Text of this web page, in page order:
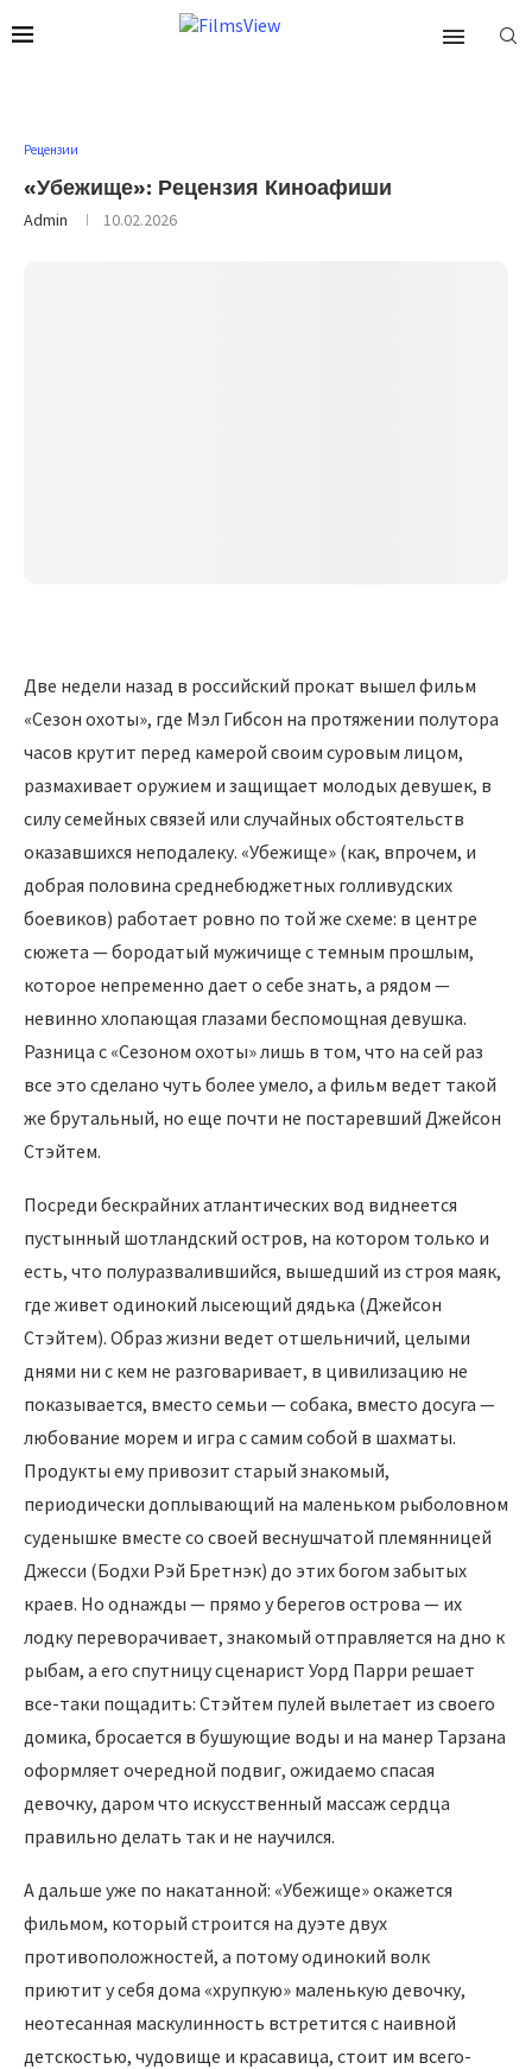
Рецензии
«Убежище»: Рецензия Киноафиши
Admin 10.02.2026
Две недели назад в российский прокат вышел фильм
«Сезон охоты», где Мэл Гибсон на протяжении полутора
часов крутит перед камерой своим суровым лицом,
размахивает оружием и защищает молодых девушек, в
силу семейных связей или случайных обстоятельств
оказавшихся неподалеку. «Убежище» (как, впрочем, и
добрая половина среднебюджетных голливудских
боевиков) работает ровно по той же схеме: в центре
сюжета — бородатый мужичище с темным прошлым,
которое непременно дает о себе знать, а рядом —
невинно хлопающая глазами беспомощная девушка.
Разница с «Сезоном охоты» лишь в том, что на сей раз
все это сделано чуть более умело, а фильм ведет такой
же брутальный, но еще почти не постаревший Джейсон
Стэйтем.
Посреди бескрайних атлантических вод виднеется
пустынный шотландский остров, на котором только и
есть, что полуразвалившийся, вышедший из строя маяк,
где живет одинокий лысеющий дядька (Джейсон
Стэйтем). Образ жизни ведет отшельничий, целыми
днями ни с кем не разговаривает, в цивилизацию не
показывается, вместо семьи — собака, вместо досуга —
любование морем и игра с самим собой в шахматы.
Продукты ему привозит старый знакомый,
периодически доплывающий на маленьком рыболовном
суденышке вместе со своей веснушчатой племянницей
Джесси (Бодхи Рэй Бретнэк) до этих богом забытых
краев. Но однажды — прямо у берегов острова — их
лодку переворачивает, знакомый отправляется на дно к
рыбам, а его спутницу сценарист Уорд Парри решает
все-таки пощадить: Стэйтем пулей вылетает из своего
домика, бросается в бушующие воды и на манер Тарзана
оформляет очередной подвиг, ожидаемо спасая
девочку, даром что искусственный массаж сердца
правильно делать так и не научился.
А дальше уже по накатанной: «Убежище» окажется
фильмом, который строится на дуэте двух
противоположностей, а потому одинокий волк
приютит у себя дома «хрупкую» маленькую девочку,
неотесанная маскулинность встретится с наивной
детскостью, чудовище и красавица, стоит им всего-